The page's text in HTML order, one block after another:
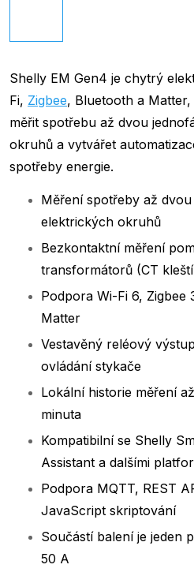
Shelly EM Gen4 je chytrý
Fi, Zigbee, Bluetooth a
měřit spotřebu až dvou
okruhů a vytvářet
spotřeby energie.
Měření spotřeby až
elektrických okruhů
Bezkontaktní měření
transformátorů (CT
Podpora Wi-Fi 6, Zigbee
Matter
Vestavěný reléový
ovládání stykače
Lokální historie měření
minuta
Kompatibilní se Shelly
Assistant a dalšími
Podpora MQTT, REST
JavaScript skriptování
Součástí balení je jeden
50 A